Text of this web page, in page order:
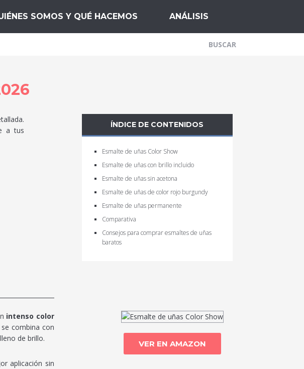
SOMOS Y QUÉ HACEMOS ANÁLISIS
ÍNDICE DE CONTENIDOS
Esmalte de uñas Color Show
Esmalte de uñas con brillo incluido
Esmalte de uñas sin acetona
Esmalte de uñas de color rojo burgundy
Esmalte de uñas permanente
Comparativa
Consejos para comprar esmaltes de uñas
baratos
a tus
VER EN AMAZON
intenso color
combina con
de brillo.
aplicación sin